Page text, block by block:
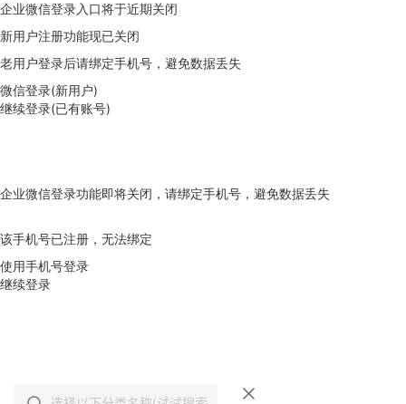
企业微信登录入口将于近期关闭
新用户注册功能现已关闭
老用户登录后请绑定手机号，避免数据丢失
微信登录(新用户)
继续登录(已有账号)
企业微信登录功能即将关闭，请绑定手机号，避免数据丢失
该手机号已注册，无法绑定
使用手机号登录
继续登录